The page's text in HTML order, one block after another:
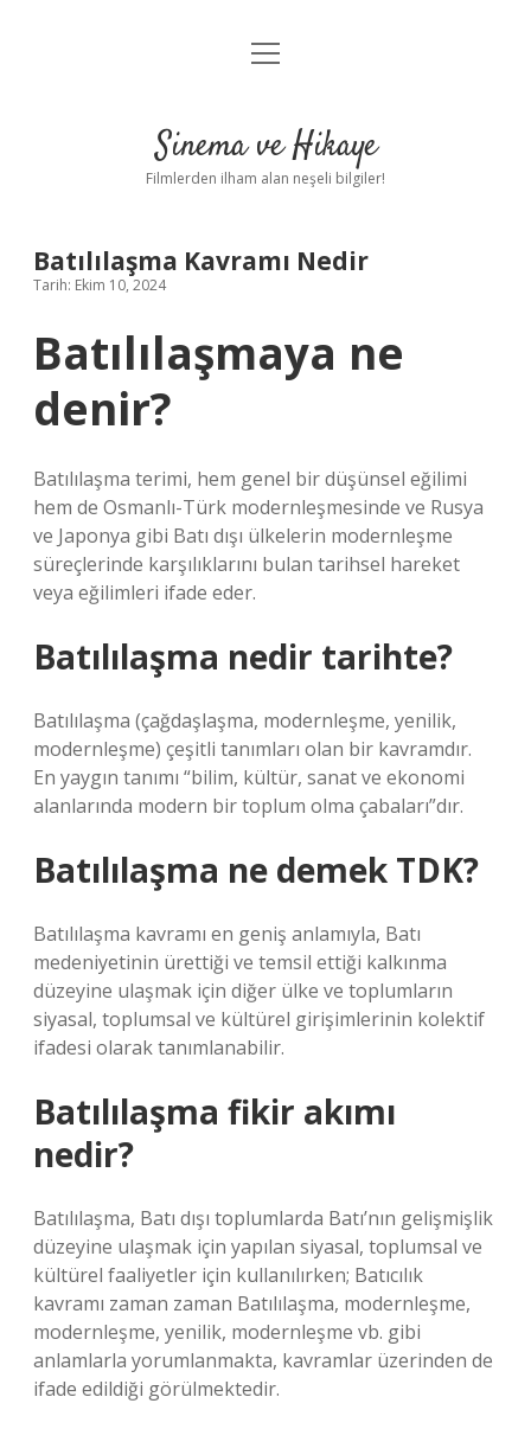
Gizlilik Politikası
Yasal Uyarı
menüyü
Sinema ve Hikaye
Filmlerden ilham alan neşeli bilgiler!
Batılılaşma Kavramı Nedir
Tarih: Ekim 10, 2024
Batılılaşmaya ne
denir?
Batılılaşma terimi, hem genel bir düşünsel eğilimi
hem de Osmanlı-Türk modernleşmesinde ve Rusya
ve Japonya gibi Batı dışı ülkelerin modernleşme
süreçlerinde karşılıklarını bulan tarihsel hareket
veya eğilimleri ifade eder.
Batılılaşma nedir tarihte?
Batılılaşma (çağdaşlaşma, modernleşme, yenilik,
modernleşme) çeşitli tanımları olan bir kavramdır.
En yaygın tanımı “bilim, kültür, sanat ve ekonomi
alanlarında modern bir toplum olma çabaları”dır.
Batılılaşma ne demek TDK?
Batılılaşma kavramı en geniş anlamıyla, Batı
medeniyetinin ürettiği ve temsil ettiği kalkınma
düzeyine ulaşmak için diğer ülke ve toplumların
siyasal, toplumsal ve kültürel girişimlerinin kolektif
ifadesi olarak tanımlanabilir.
Batılılaşma fikir akımı
nedir?
Batılılaşma, Batı dışı toplumlarda Batı’nın gelişmişlik
düzeyine ulaşmak için yapılan siyasal, toplumsal ve
kültürel faaliyetler için kullanılırken; Batıcılık
kavramı zaman zaman Batılılaşma, modernleşme,
modernleşme, yenilik, modernleşme vb. gibi
anlamlarla yorumlanmakta, kavramlar üzerinden de
ifade edildiği görülmektedir.